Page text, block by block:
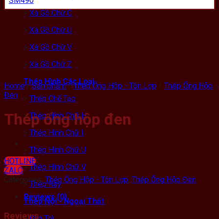
>Xà Gồ Chữ C
> Xà Gồ Chữ U
> Xà Gồ Chữ V
> Xà Gồ Chữ Z
Thép Hình Các Loại
> Thép Chế Tạo
>Thép Hình Chữ H
> Thép Hình Chữ I
> Thép Hình Chữ U
>Thép Hình Chữ V
>Thép Ray
Thép Nội - Ngoại Thất
Home / Sản phẩm / Thép Ống Hộp - Tôn Lợp / Thép Ống Hộp
Đen
Thép ống hộp đen
HOTLINE
ZALO
Categories: Thép Ống Hộp - Tôn Lợp, Thép Ống Hộp Đen
Reviews (0)
Reviews